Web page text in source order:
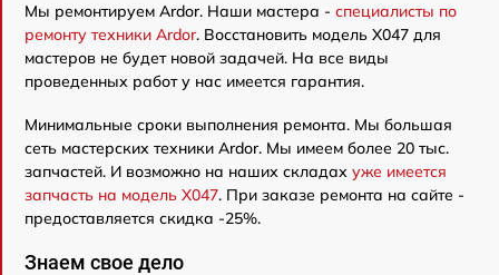
Мы ремонтируем Ardor. Наши мастера - специалисты по
ремонту техники Ardor. Восстановить модель X047 для
мастеров не будет новой задачей. На все виды
проведенных работ у нас имеется гарантия.
Минимальные сроки выполнения ремонта. Мы большая
сеть мастерских техники Ardor. Мы имеем более 20 тыс.
запчастей. И возможно на наших складах уже имеется
запчасть на модель X047. При заказе ремонта на сайте -
предоставляется скидка -25%.
Знаем свое дело